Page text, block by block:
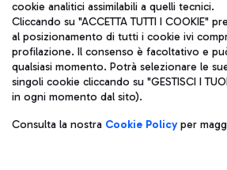
Gelateria
Scopri le linee di autobus per
Leonardo Da Vinci.
Ristoranti
Scopri la nostra offerta per una pausa
Aeroporti di Roma S.p.A. - Società
coordinamento di Mundys S.p.A.
Codice fiscale e Registro delle Imprese di
IVA 06572251004
Capitale sociale 62.224.743,00 int. vers.
Sede legale: Via Pier Paolo Racchetti 1 -
telefono +39 06 65951
Privacy policy
Note
cookie analitici assimilabili a quelli tecnici.
Cliccando su "ACCETTA TUTTI I COOKIE"
al posizionamento di tutti i cookie ivi
profilazione. Il consenso è facoltativo e
qualsiasi momento. Potrà selezionare le
singoli cookie cliccando su "GESTISCI I
in ogni momento dal sito).
Consulta la nostra Cookie Policyper